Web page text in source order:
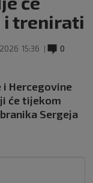
i trenirati
15:36
0
Hercegovine
će tijekom
Sergeja